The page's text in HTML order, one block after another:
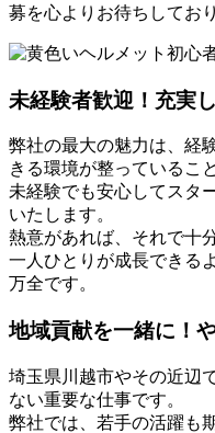
募を心よりお待ちしてお
未経験者歓迎！充実
弊社の最大の魅力は、経
きる環境が整っているこ
未経験でも安心してスタ
いたします。
熱意があれば、それで十
一人ひとりが成長できる
万全です。
地域貢献を一緒に！
埼玉県川越市やその近辺
ない重要な仕事です。
弊社では、若手の活躍も